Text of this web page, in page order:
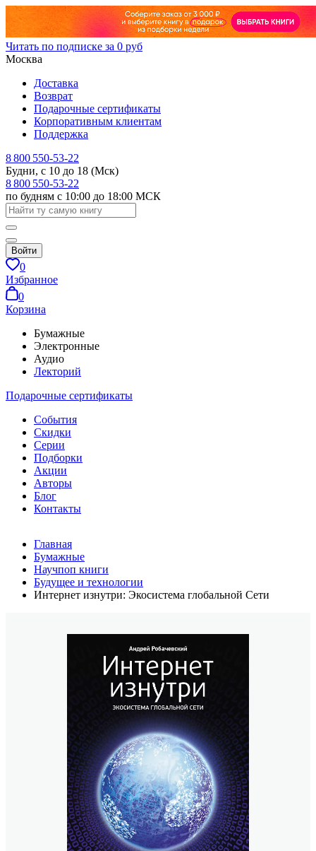
Читать по подписке за 0 руб
Москва
Доставка
Возврат
Подарочные сертификаты
Корпоративным клиентам
Поддержка
8 800 550-53-22
Будни, с 10 до 18 (Мск)
8 800 550-53-22
по будням с 10:00 до 18:00 МСК
Войти
0
Избранное
0
Корзина
Бумажные
Электронные
Аудио
Лекторий
Подарочные сертификаты
События
Скидки
Серии
Подборки
Акции
Авторы
Блог
Контакты
Главная
Бумажные
Научпоп книги
Будущее и технологии
Интернет изнутри: Экосистема глобальной Сети